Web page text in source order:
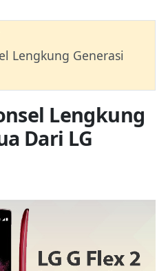
Lengkung Generasi
Lengkung
Dari LG